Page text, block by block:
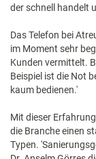
der schnell handelt
Das Telefon bei
im Moment sehr
Kunden vermittelt.
Beispiel ist die Not
kaum bedienen.'
Mit dieser
die Branche einen
Typen.